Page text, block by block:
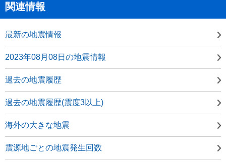
関連情報
最新の地震情報
2023年08月08日の地震情報
過去の地震履歴
過去の地震履歴(震度3以上)
海外の大きな地震
震源地ごとの地震発生回数